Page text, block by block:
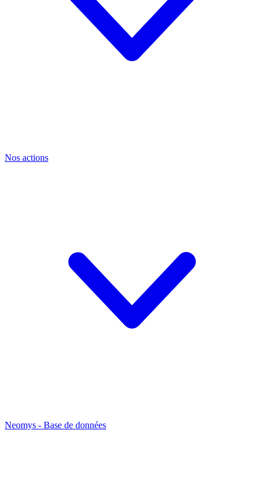
Nos actions
Neomys - Base de données